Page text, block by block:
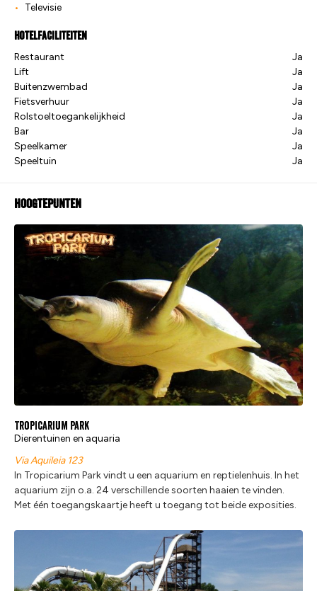
Televisie
Hotelfaciliteiten
Restaurant
Ja
Lift
Ja
Buitenzwembad
Ja
Fietsverhuur
Ja
Rolstoeltoegankelijkheid
Ja
Bar
Ja
Speelkamer
Ja
Speeltuin
Ja
Hoogtepunten
Tropicarium Park
Dierentuinen en aquaria
Via Aquileia 123
In Tropicarium Park vindt u een aquarium en reptielenhuis. In het
aquarium zijn o.a. 24 verschillende soorten haaien te vinden.
Met één toegangskaartje heeft u toegang tot beide exposities.